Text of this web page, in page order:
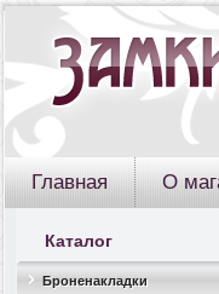
Главная О
Каталог
Броненакладки